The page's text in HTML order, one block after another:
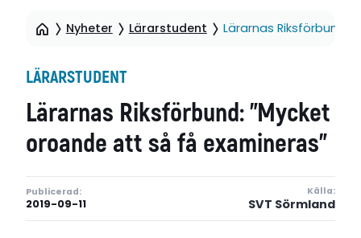
Nyheter Lärarstudent Lärarnas Riksförbund:
LÄRARSTUDENT
Lärarnas Riksförbund: ”Mycket
oroande att så få examineras”
Publicerad:
2019-09-11
Källa:
SVT Sörmland